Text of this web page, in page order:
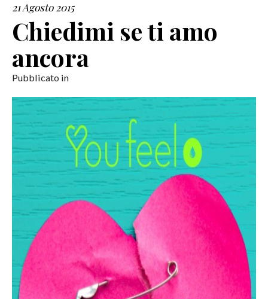
COLLABORAZIONI
21 Agosto 2015
Chiedimi se ti amo
ancora
Pubblicato in